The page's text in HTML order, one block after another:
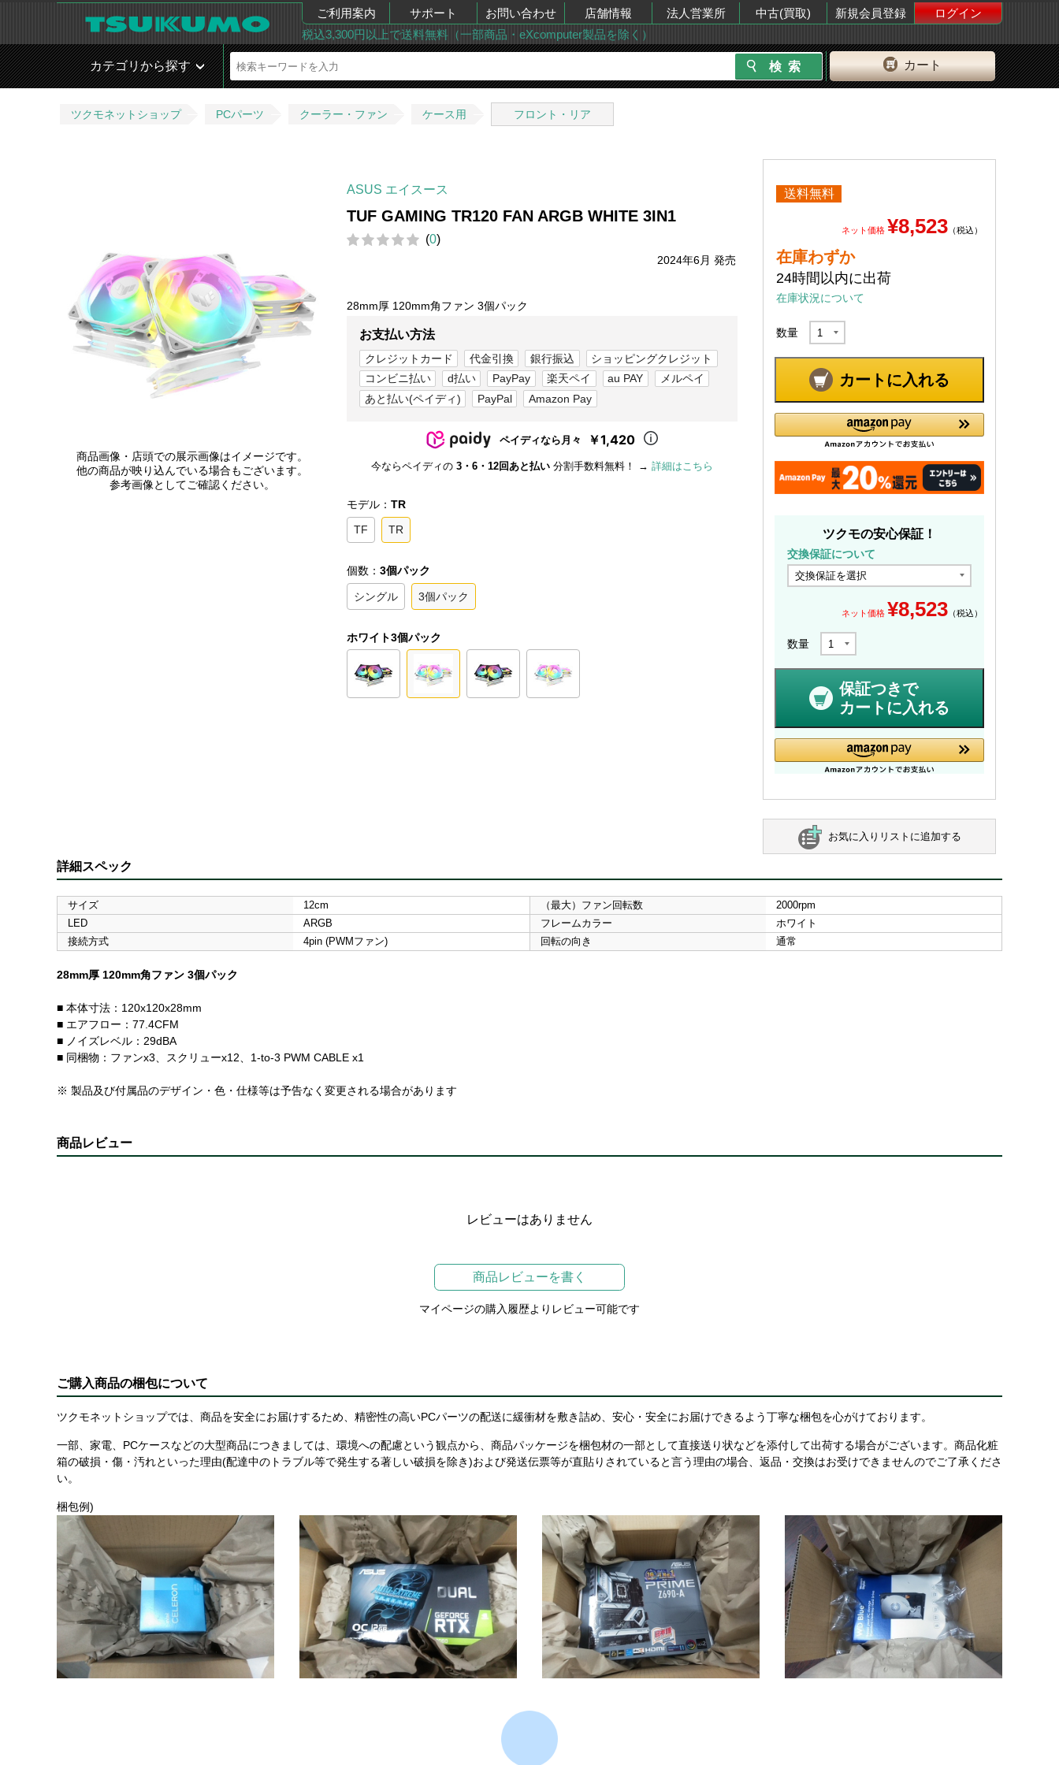
ご利用案内 サポート お問い合わせ 店舗情報 法人営業所 中古(買取) 新規会員登録
ログイン
税込3,300円以上で送料無料（一部商品・eXcomputer製品を除く）
カート
カテゴリから探す
ツクモネットショップ PCパーツ クーラー・ファン ケース用 フロント・リア
商品画像・店頭での展示画像はイメージです。
他の商品が映り込んでいる場合もございます。
参考画像としてご確認ください。
ASUS エイスース
TUF GAMING TR120 FAN ARGB WHITE 3IN1
(0)
2024年6月 発売
28mm厚 120mm角ファン 3個パック
お支払い方法
クレジットカード 代金引換 銀行振込
ショッピングクレジット
コンビニ払い
d払い PayPay 楽天ペイ au PAY
メルペイ
あと払い(ペイディ)
PayPal Amazon Pay
ペイディなら月々 ￥1,420
今ならペイディの 3・6・12回あと払い 分割手数料無料！ → 詳細はこちら
モデル： TR
TF TR
個数： 3個パック
シングル 3個パック
ホワイト3個パック
送料無料
ネット価格 ¥8,523 （税込）
在庫わずか
24時間以内に出荷
在庫状況について
数量
カートに入れる
ツクモの安心保証！
交換保証について
ネット価格 ¥8,523 （税込）
数量
保証つきで
カートに入れる
お気に入りリストに追加する
詳細スペック
サイズ 12cm （最大）ファン回転数
2000rpm
LED
ARGB フレームカラー
ホワイト
接続方式
4pin (PWMファン) 回転の向き 通常
28mm厚 120mm角ファン 3個パック
■ 本体寸法：120x120x28mm
■ エアフロー：77.4CFM
■ ノイズレベル：29dBA
■ 同梱物：ファンx3、スクリューx12、1-to-3 PWM CABLE x1
※ 製品及び付属品のデザイン・色・仕様等は予告なく変更される場合があります
商品レビュー
レビューはありません
商品レビューを書く
マイページの購入履歴よりレビュー可能です
ご購入商品の梱包について
ツクモネットショップでは、商品を安全にお届けするため、精密性の高いPCパーツの配送に緩衝材を敷き詰め、安心・安全にお届けできるよう丁寧な梱包を心がけております。
一部、家電、PCケースなどの大型商品につきましては、環境への配慮という観点から、商品パッケージを梱包材の一部として直接送り状などを添付して出荷する場合がございます。商品化粧
箱の破損・傷・汚れといった理由(配達中のトラブル等で発生する著しい破損を除き)および発送伝票等が直貼りされていると言う理由の場合、返品・交換はお受けできませんのでご了承くださ
い。
梱包例)